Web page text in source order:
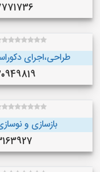
طراحی،اجرای
09120949819
بازسازی و